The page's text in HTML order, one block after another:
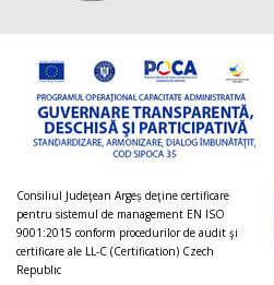
Consiliul Judeţean Argeș deţine certificare
pentru sistemul de management EN ISO
9001:2015 conform procedurilor de audit şi
certificare ale LL-C (Certification) Czech
Republic